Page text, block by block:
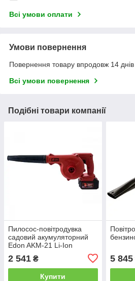
Всі умови оплати
Умови повернення
Повернення товару впродовж 14
Всі умови повернення
Подібні товари компанії
Пилосос-повітродувка
садовий акумуляторний
Edon AKM-21 Li-Ion
2 541 ₴
Купити
5 845